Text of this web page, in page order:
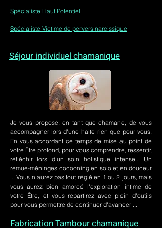
Spécialiste Haut Potentiel
Spécialiste Victime de pervers narcissique
Séjour individuel chamanique
Je vous propose, en tant que chamane, de vous
accompagner lors d'une halte rien que pour vous.
En vous accordant ce temps de mise au point de
votre Être profond, pour vous comprendre, ressentir,
réfléchir lors d'un soin holistique intense... Un
remue-méninges cocooning en solo et en douceur
... Vous n'aurez pas tout réglé en 1 ou 2 jours, mais
vous aurez bien amorcé l'exploration intime de
votre Être, et vous repartirez avec plein d'outils
pour vous permettre de continuer d'avancer ...
Fabrication Tambour chamanique